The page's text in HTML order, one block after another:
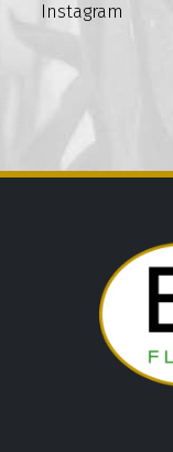
Instagram